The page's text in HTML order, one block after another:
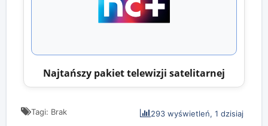
Najtańszy pakiet telewizji satelitarnej
Tagi: Brak 293 wyświetleń, 1 dzisiaj